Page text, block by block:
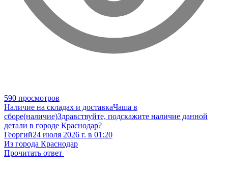
590 просмотров
Наличие на складах и доставкаЧаша в
сборе(наличие)Здравствуйте, подскажите наличие данной
детали в городе Краснодар?
Георгий24 июля 2026 г. в 01:20
Из города Краснодар
Прочитать ответ